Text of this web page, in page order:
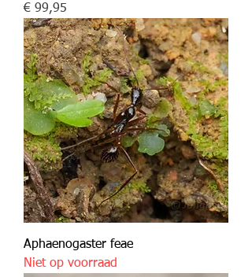
Prijs
€ 99,95
Aphaenogaster feae
Niet op voorraad